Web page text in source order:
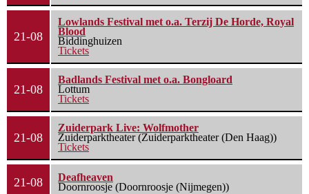
21-08
Lowlands Festival met o.a. Terzij De Horde, Royal
Blood
Biddinghuizen
Tickets
21-08
Badlands Festival met o.a. Bongloard
Lottum
Tickets
21-08
Zuiderpark Live: Wolfmother
Zuiderparktheater (Zuiderparktheater (Den Haag))
Tickets
21-08
Deafheaven
Doornroosje (Doornroosje (Nijmegen))